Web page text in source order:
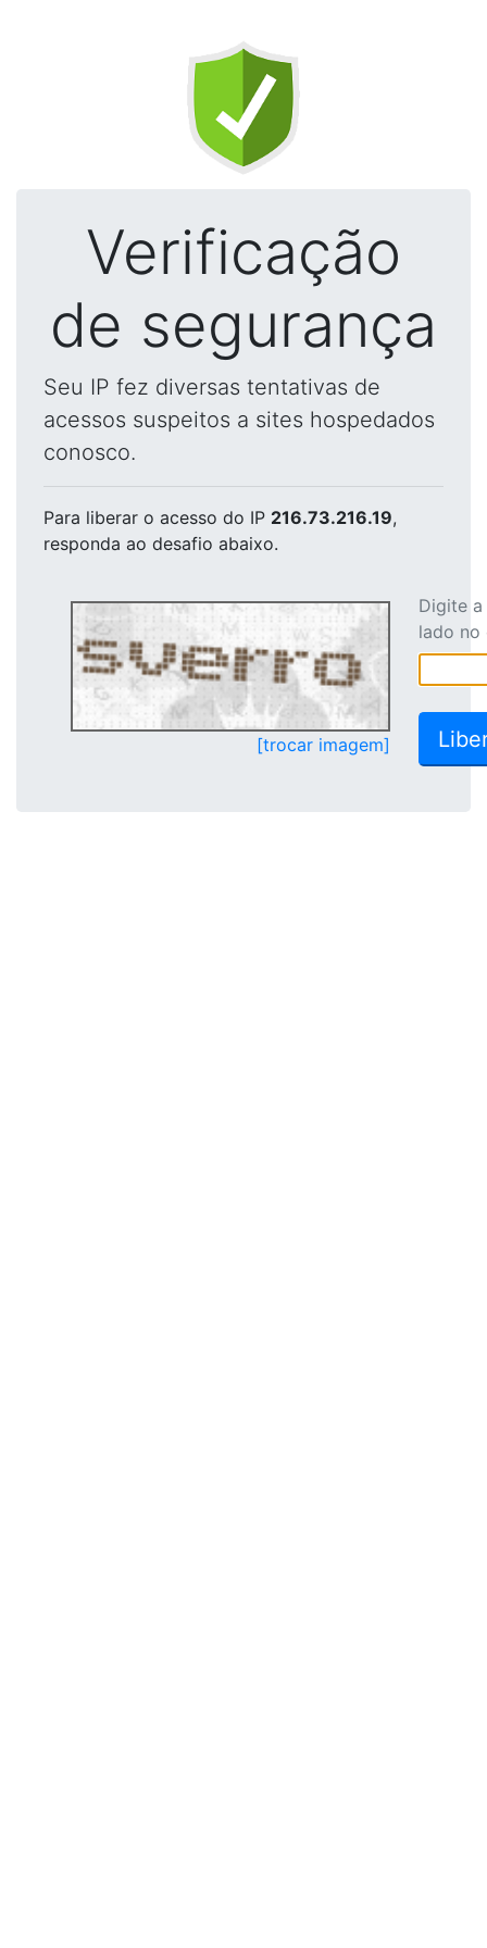
Verificação
de segurança
Seu IP fez diversas tentativas de
acessos suspeitos a sites hospedados
conosco.
Para liberar o acesso do IP 216.73.216.19,
responda ao desafio abaixo.
[trocar imagem]
Digite
lado no